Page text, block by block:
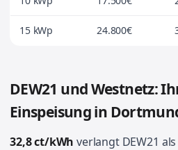
15 kWp 24.800€
DEW21 und Westnetz:
Einspeisung in
32,8 ct/kWh verlangt DEW21